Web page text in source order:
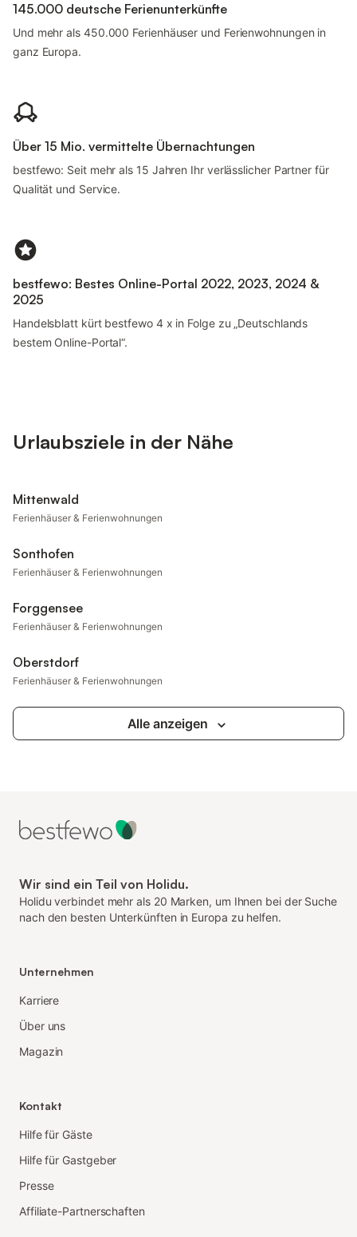
145.000 deutsche Ferienunterkünfte
Und mehr als 450.000 Ferienhäuser und Ferienwohnungen in
ganz Europa.
Über 15 Mio. vermittelte Übernachtungen
bestfewo: Seit mehr als 15 Jahren Ihr verlässlicher Partner für
Qualität und Service.
bestfewo: Bestes Online-Portal 2022, 2023, 2024 &
2025
Handelsblatt kürt bestfewo 4 x in Folge zu „Deutschlands
bestem Online-Portal“.
Urlaubsziele in der Nähe
Mittenwald
Ferienhäuser & Ferienwohnungen
Sonthofen
Ferienhäuser & Ferienwohnungen
Forggensee
Ferienhäuser & Ferienwohnungen
Oberstdorf
Ferienhäuser & Ferienwohnungen
Alle anzeigen
Wir sind ein Teil von Holidu.
Holidu verbindet mehr als 20 Marken, um Ihnen bei der Suche
nach den besten Unterkünften in Europa zu helfen.
Unternehmen
Karriere
Über uns
Magazin
Kontakt
Hilfe für Gäste
Hilfe für Gastgeber
Presse
Affiliate-Partnerschaften